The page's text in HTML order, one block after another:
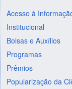
Acesso à
Institucional
Bolsas e Auxílios
Programas
Prêmios
Popularização da